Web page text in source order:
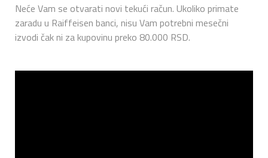
Neće Vam se otvarati novi tekući račun. Ukoliko primate
zaradu u Raiffeisen banci, nisu Vam potrebni mesečni
izvodi čak ni za kupovinu preko 80.000 RSD.